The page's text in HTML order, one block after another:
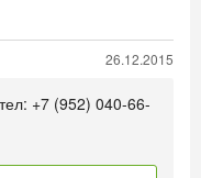
26.12.2015
+7 (952) 040-66-